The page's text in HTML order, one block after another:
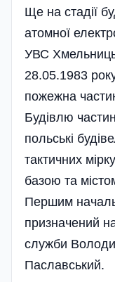
Ще на стадії
атомної
УВС
28.05.1983
пожежна
Будівлю
польські
тактичних
базою та
Першим
призначений
служби
Паславський.